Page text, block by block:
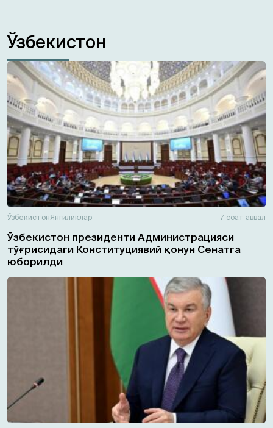
Ўзбекистон
ЎзбекистонЯнгиликлар 7 соат аввал
Ўзбекистон президенти Администрацияси
тўғрисидаги Конституциявий қонун Сенатга
юборилди